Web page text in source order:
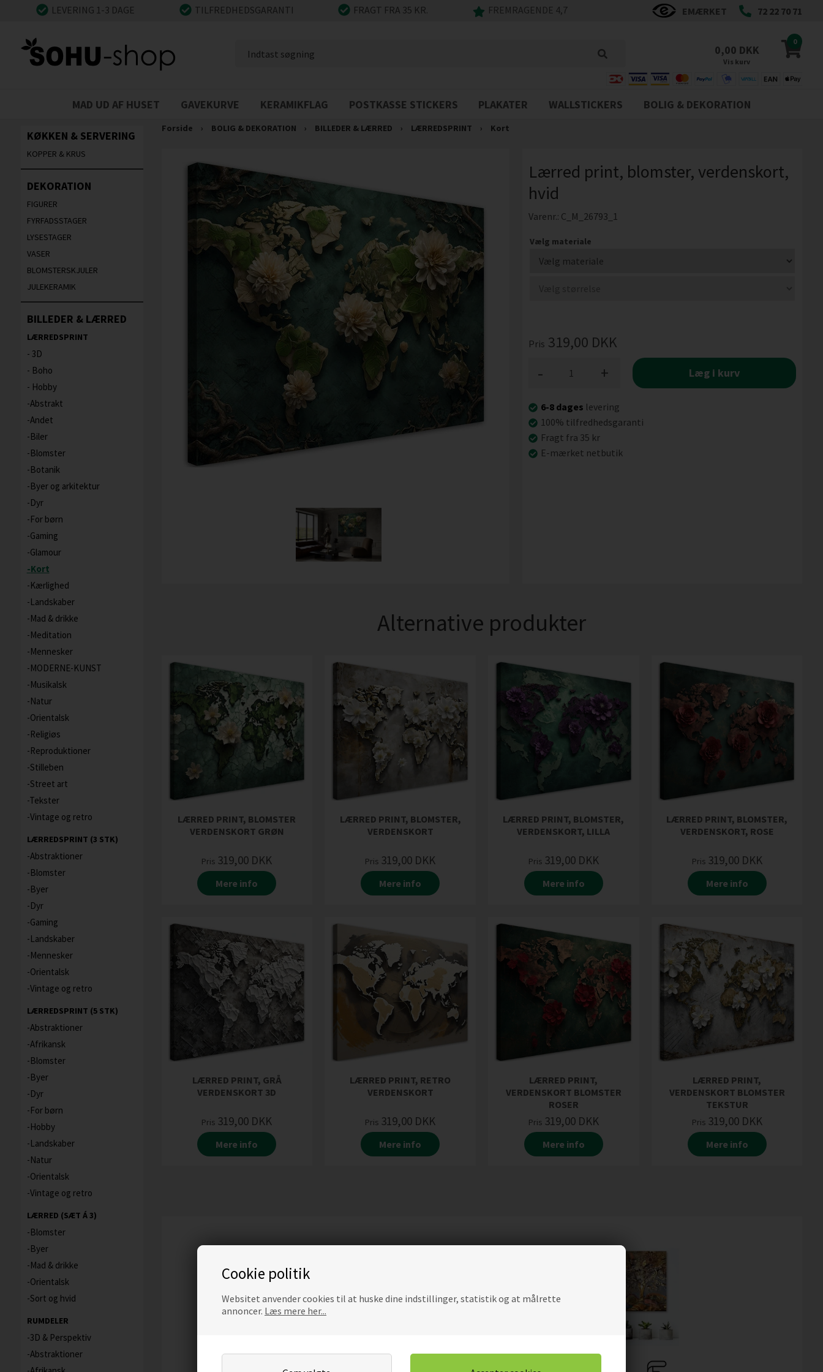
Cookie politik
Websitet anvender cookies til at huske dine indstillinger, statistik og at målrette
annoncer. Læs mere her...
LEVERING 1-3 DAGE TILFREDHEDSGARANTI FRAGT FRA 35 KR. FREMRAGENDE 4,7 EMÆRKET 72 22 70 71
0
0,00 DKK
Vis kurv
MAD UD AF HUSET GAVEKURVE KERAMIKFLAG POSTKASSE STICKERS PLAKATER WALLSTICKERS BOLIG & DEKORATION
KØKKEN & SERVERING
KOPPER & KRUS
DEKORATION
FIGURER
FYRFADSSTAGER
LYSESTAGER
VASER
BLOMSTERSKJULER
JULEKERAMIK
BILLEDER & LÆRRED
LÆRREDSPRINT
3D
Boho
Hobby
Abstrakt
Andet
Biler
Blomster
Botanik
Byer og arkitektur
Dyr
For børn
Gaming
Glamour
Kort
Kærlighed
Landskaber
Mad & drikke
Meditation
Mennesker
MODERNE-KUNST
Musikalsk
Natur
Orientalsk
Religiøs
Reproduktioner
Stilleben
Street art
Tekster
Vintage og retro
LÆRREDSPRINT (3 STK)
Abstraktioner
Blomster
Byer
Dyr
Gaming
Landskaber
Mennesker
Orientalsk
Vintage og retro
LÆRREDSPRINT (5 STK)
Abstraktioner
Afrikansk
Blomster
Byer
Dyr
For børn
Hobby
Landskaber
Natur
Orientalsk
Vintage og retro
LÆRRED (SÆT Á 3)
Blomster
Byer
Mad & drikke
Orientalsk
Sort og hvid
RUMDELER
3D & Perspektiv
Abstraktioner
Forside › BOLIG & DEKORATION › BILLEDER & LÆRRED › LÆRREDSPRINT › Kort
Lærred print, blomster, verdenskort,
hvid
Varenr.: C_M_26793_1
Vælg materiale
Pris 319,00 DKK
+
- Læg i kurv
6-8 dages levering
100% tilfredhedsgaranti
Fragt fra 35 kr
E-mærket netbutik
Alternative produkter
LÆRRED PRINT, BLOMSTER
VERDENSKORT GRØN
Pris 319,00 DKK
Mere info
LÆRRED PRINT, BLOMSTER,
VERDENSKORT
Pris 319,00 DKK
Mere info
LÆRRED PRINT, BLOMSTER,
VERDENSKORT, LILLA
Pris 319,00 DKK
Mere info
LÆRRED PRINT, BLOMSTER,
VERDENSKORT, ROSE
Pris 319,00 DKK
Mere info
LÆRRED PRINT, GRÅ
VERDENSKORT 3D
Pris 319,00 DKK
Mere info
LÆRRED PRINT, RETRO
VERDENSKORT
Pris 319,00 DKK
Mere info
LÆRRED PRINT,
VERDENSKORT BLOMSTER
ROSER
Pris 319,00 DKK
Mere info
LÆRRED PRINT,
VERDENSKORT BLOMSTER
TEKSTUR
Pris 319,00 DKK
Mere info